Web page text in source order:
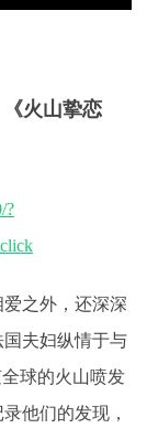
火山挚恋
?
爱之外，还深深
夫妇纵情于与
球的火山喷发
他们的发现，